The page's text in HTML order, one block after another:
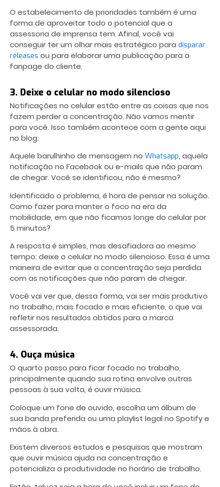
O estabelecimento de prioridades também é uma
forma de aproveitar todo o potencial que a
assessoria de imprensa tem. Afinal, você vai
conseguir ter um olhar mais estratégico para disparar
releases ou para elaborar uma publicação para a
fanpage do cliente.
3. Deixe o celular no modo silencioso
Notificações no celular estão entre as coisas que nos
fazem perder a concentração. Não vamos mentir
para você. Isso também acontece com a gente aqui
no blog.
Aquele barulhinho de mensagem no Whatsapp, aquela
notificação no Facebook ou e-mails que não param
de chegar. Você se identificou, não é mesmo?
Identificado o problema, é hora de pensar na solução.
Como fazer para manter o foco na era da
mobilidade, em que não ficamos longe do celular por
5 minutos?
A resposta é simples, mas desafiadora ao mesmo
tempo: deixe o celular no modo silencioso. Essa é uma
maneira de evitar que a concentração seja perdida
com as notificações que não param de chegar.
Você vai ver que, dessa forma, vai ser mais produtivo
no trabalho, mais focado e mais eficiente, o que vai
refletir nos resultados obtidos para a marca
assessorada.
4. Ouça música
O quarto passo para ficar focado no trabalho,
principalmente quando sua rotina envolve outras
pessoas à sua volta, é ouvir música.
Coloque um fone de ouvido, escolha um álbum de
sua banda preferida ou uma playlist legal no Spotify e
mãos à obra.
Existem diversos estudos e pesquisas que mostram
que ouvir música ajuda na concentração e
potencializa a produtividade no horário de trabalho.